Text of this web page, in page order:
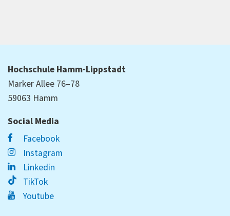
Hochschule Hamm-Lippstadt
Marker Allee 76–78
59063 Hamm
Social Media
Facebook
Instagram
Linkedin
TikTok
Youtube